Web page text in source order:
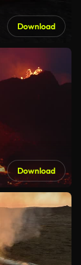
Download
Download